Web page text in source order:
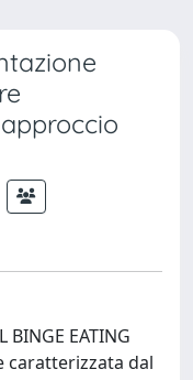
EATING
caratterizzata dal